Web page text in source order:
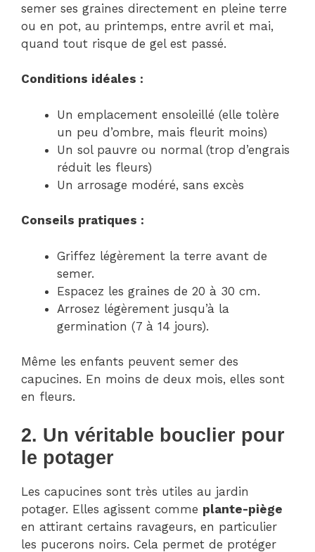
semer ses graines directement en pleine terre
ou en pot, au printemps, entre avril et mai,
quand tout risque de gel est passé.
Conditions idéales :
Un emplacement ensoleillé (elle tolère
un peu d’ombre, mais fleurit moins)
Un sol pauvre ou normal (trop d’engrais
réduit les fleurs)
Un arrosage modéré, sans excès
Conseils pratiques :
Griffez légèrement la terre avant de
semer.
Espacez les graines de 20 à 30 cm.
Arrosez légèrement jusqu’à la
germination (7 à 14 jours).
Même les enfants peuvent semer des
capucines. En moins de deux mois, elles sont
en fleurs.
2. Un véritable bouclier pour
le potager
Les capucines sont très utiles au jardin
potager. Elles agissent comme plante-piège
en attirant certains ravageurs, en particulier
les pucerons noirs. Cela permet de protéger